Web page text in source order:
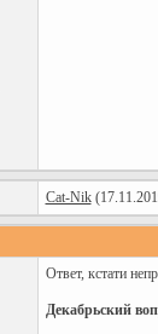
Cat-Nik
Ответ, кстати
Декабрьский